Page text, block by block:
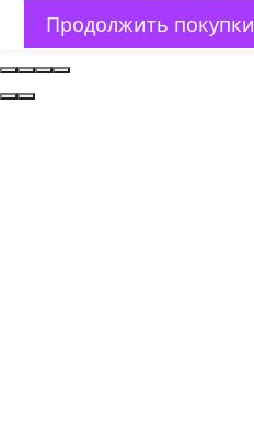
Продолжить покупки